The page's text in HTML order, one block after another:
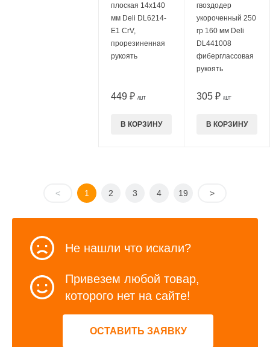
плоская 14х140
мм Deli DL6214-
E1 CrV,
прорезиненная
рукоять
449 ₽ /ШТ
В КОРЗИНУ
гвоздодер
укороченный 250
гр 160 мм Deli
DL441008
фиберглассовая
рукоять
305 ₽ /ШТ
В КОРЗИНУ
< 1 2 3 4 19 >
Не нашли что искали?
Привезем любой товар,
которого нет на сайте!
ОСТАВИТЬ ЗАЯВКУ